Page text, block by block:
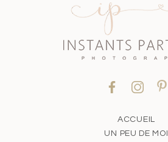
ACCUEIL
UN PEU DE MOI